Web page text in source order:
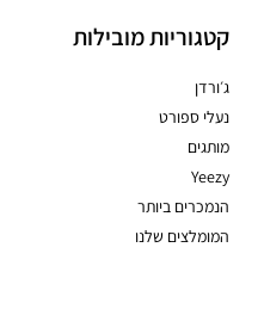
קטגוריות מובילות
ג׳ורדן
נעלי ספורט
מותגים
Yeezy
הנמכרים ביותר
המומלצים שלנו